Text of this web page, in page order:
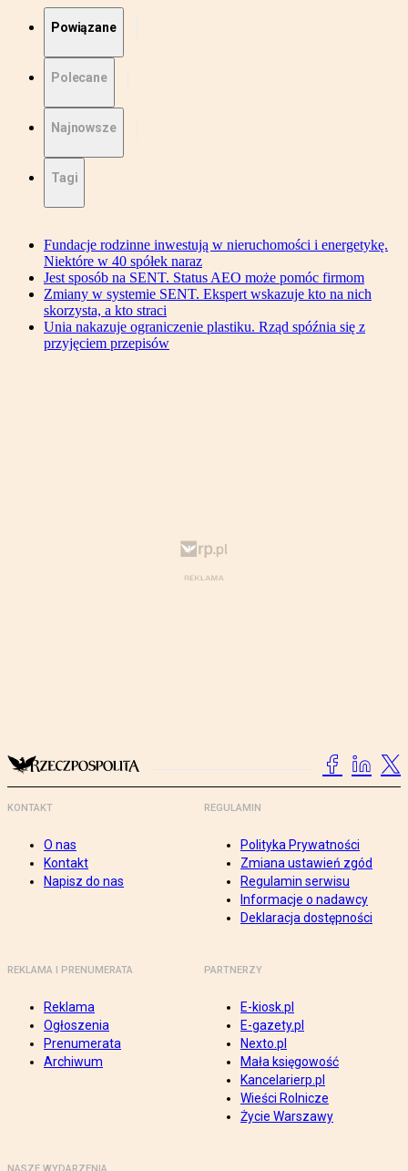
Powiązane
Polecane
Najnowsze
Tagi
Fundacje rodzinne inwestują w nieruchomości i energetykę.
Niektóre w 40 spółek naraz
Jest sposób na SENT. Status AEO może pomóc firmom
Zmiany w systemie SENT. Ekspert wskazuje kto na nich
skorzysta, a kto straci
Unia nakazuje ograniczenie plastiku. Rząd spóźnia się z
przyjęciem przepisów
KONTAKT
O nas
Kontakt
Napisz do nas
REGULAMIN
Polityka Prywatności
Zmiana ustawień zgód
Regulamin serwisu
Informacje o nadawcy
Deklaracja dostępności
REKLAMA I PRENUMERATA
Reklama
Ogłoszenia
Prenumerata
Archiwum
PARTNERZY
E-kiosk.pl
E-gazety.pl
Nexto.pl
Mała księgowość
Kancelarierp.pl
Wieści Rolnicze
Życie Warszawy